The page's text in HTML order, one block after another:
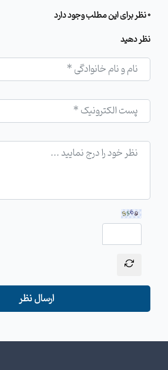
0 نظر برای این مطلب وجود دارد
نظر دهید
ارسال نظر